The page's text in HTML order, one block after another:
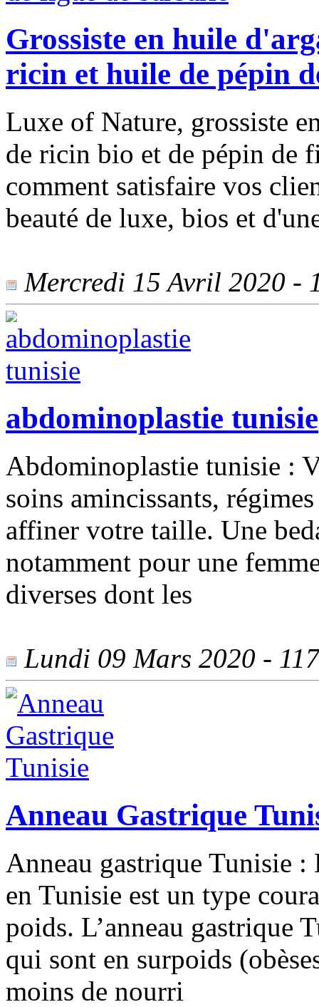
Grossiste en huile
ricin et huile de pépin
Luxe of Nature, grossiste
de ricin bio et de pépin de
comment satisfaire vos
beauté de luxe, bios et
Mercredi 15 Avril 2020 -
abdominoplastie tunisie
Abdominoplastie tunisie :
soins amincissants,
affiner votre taille. Une
notamment pour une
diverses dont les
Lundi 09 Mars 2020 -
Anneau Gastrique
Anneau gastrique Tunisie :
en Tunisie est un type
poids. L’anneau gastrique
qui sont en surpoids
moins de nourri